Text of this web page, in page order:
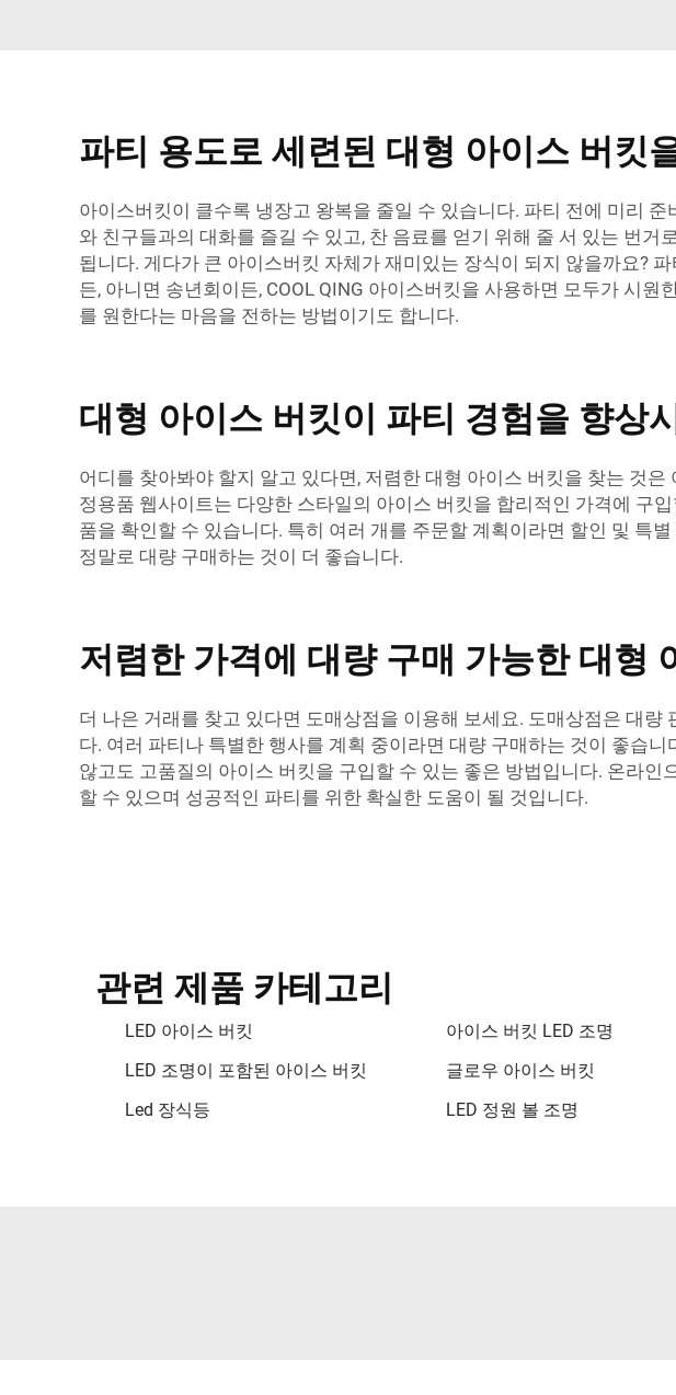
파티 용도로 세련된 대형 아이스 버킷
아이스버킷이 클수록 냉장고 왕복을 줄일 수 있습니다. 파티 전에 미리
와 친구들과의 대화를 즐길 수 있고, 찬 음료를 얻기 위해 줄 서 있는 번
됩니다. 게다가 큰 아이스버킷 자체가 재미있는 장식이 되지 않을까요?
든, 아니면 송년회이든, COOL QING 아이스버킷을 사용하면 모두가 시
를 원한다는 마음을 전하는 방법이기도 합니다.
대형 아이스 버킷이 파티 경험을 향상
어디를 찾아봐야 할지 알고 있다면, 저렴한 대형 아이스 버킷을 찾는 것
정용품 웹사이트는 다양한 스타일의 아이스 버킷을 합리적인 가격에 구
품을 확인할 수 있습니다. 특히 여러 개를 주문할 계획이라면 할인 및 특
정말로 대량 구매하는 것이 더 좋습니다.
저렴한 가격에 대량 구매 가능한 대형
더 나은 거래를 찾고 있다면 도매상점을 이용해 보세요. 도매상점은 대
다. 여러 파티나 특별한 행사를 계획 중이라면 대량 구매하는 것이 좋습
않고도 고품질의 아이스 버킷을 구입할 수 있는 좋은 방법입니다. 온라
할 수 있으며 성공적인 파티를 위한 확실한 도움이 될 것입니다.
관련 제품 카테고리
LED 아이스 버킷 아이스 버킷 LED 조명
LED 조명이 포함된 아이스 버킷
글로우 아이스 버킷
Led 장식등
LED 정원 볼 조명